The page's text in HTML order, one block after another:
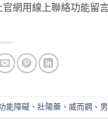
網用線上聯絡功能留
能障礙 、壯陽藥 、 威而鋼 、